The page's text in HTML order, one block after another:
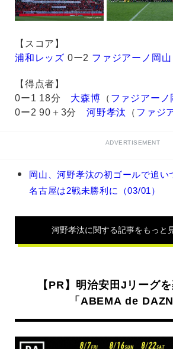
【スコア】
浦和レッズ 0ー2 ファジアーノ岡山
【得点者】
0ー1 18分 大森博 （ ファジアーノ
0ー2 90＋3分 河野孝汰 （ ファジ
ADVERTISEMENT
河
の
連
岡山、河野孝汰の初ゴールで追
名古屋は2戦未勝利に（03/01）
河野孝汰に関する記事をもっと
【PR】明治安田Jリーグ
「ABEMA de DAZN